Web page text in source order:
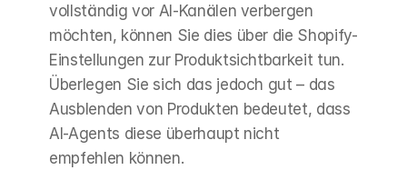
vollständig vor AI-Kanälen verbergen
möchten, können Sie dies über die Shopify-
Einstellungen zur Produktsichtbarkeit tun.
Überlegen Sie sich das jedoch gut – das
Ausblenden von Produkten bedeutet, dass
AI-Agents diese überhaupt nicht
empfehlen können.